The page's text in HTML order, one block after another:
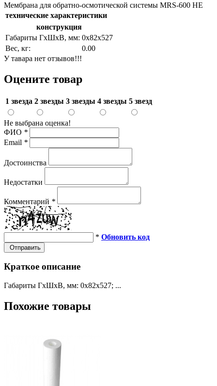
Мембрана для обратно-осмотической системы MRS-600 HE
технические характеристики
конструкция
Габариты ГхШхВ, мм: 0х82х527
Вес, кг:
0.00
У тавара нет отзывов!!!
Оцените товар
1 звезда 2 звезды 3 звезды 4 звезды 5 звезд
Не выбрана оценка!
ФИО *
Email *
Достоинства
Недостатки
Комментарий *
* Обновить код
Отправить
Краткое описание
Габариты ГхШхВ, мм: 0х82х527; ...
Похожие товары